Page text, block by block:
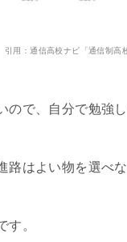
引用：通信高校ナビ「通信制高
ので、自分で勉強
路はよい物を選べ
す。